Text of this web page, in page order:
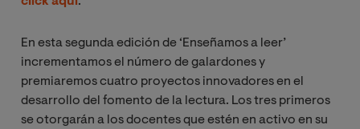
En esta segunda edición de ‘Enseñamos a leer’
incrementamos el número de galardones y
premiaremos cuatro proyectos innovadores en el
desarrollo del fomento de la lectura. Los tres primeros
se otorgarán a los docentes que estén en activo en su